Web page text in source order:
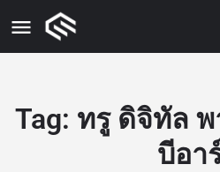
Tag: ทรู ดิจิทัล
บีอา